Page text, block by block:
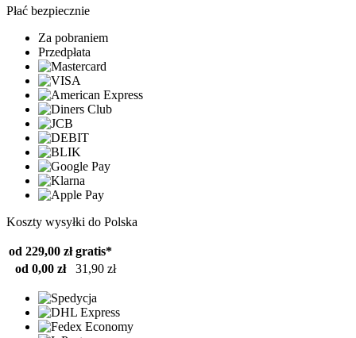
Płać bezpiecznie
Za pobraniem
Przedpłata
Koszty wysyłki do Polska
od 229,00 zł gratis*
od 0,00 zł
31,90 zł